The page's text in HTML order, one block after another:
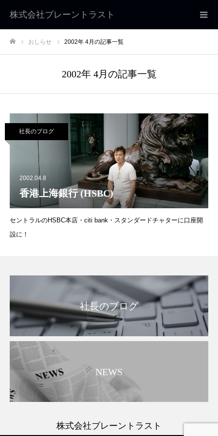
株式会社ブレーントラスト
おしらせ 2002年 4月の記事一覧
2002年 4月の記事一覧
社長のブログ
2002.04.8
香港上海銀行 (HSBC)
セントラルのHSBC本店・citi bank・スタンダードチャターに口座開
設に！
社長のブログ
NEWS
株式会社ブレーントラスト